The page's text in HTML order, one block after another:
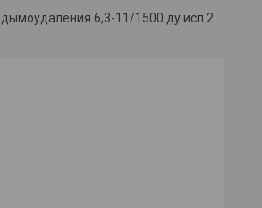
6,3-11/1500 ду исп.2